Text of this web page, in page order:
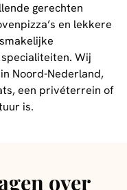
gerechten
en lekkere
Wij
Noord-Nederland,
een privéterrein of
is.
over